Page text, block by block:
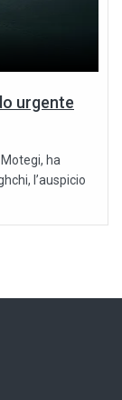
urgente
ha
l’auspicio